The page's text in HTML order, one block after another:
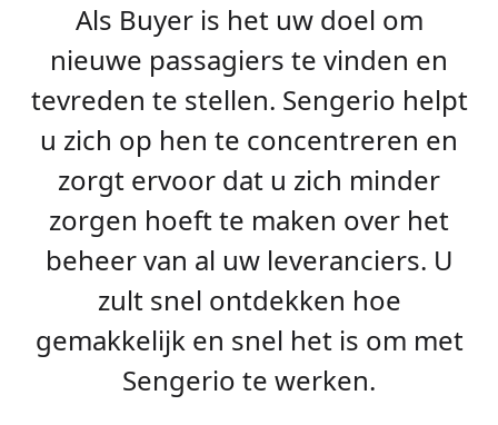
Als Buyer is het uw doel om
nieuwe passagiers te vinden en
tevreden te stellen. Sengerio helpt
u zich op hen te concentreren en
zorgt ervoor dat u zich minder
zorgen hoeft te maken over het
beheer van al uw leveranciers. U
zult snel ontdekken hoe
gemakkelijk en snel het is om met
Sengerio te werken.